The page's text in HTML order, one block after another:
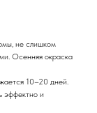
не слишком
Осенняя окраска
10–20 дней.
эффектно и